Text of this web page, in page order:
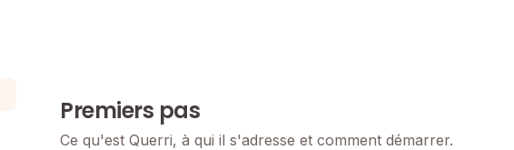
Premiers pas
Ce qu'est Querri, à qui il s'adresse et comment démarrer.